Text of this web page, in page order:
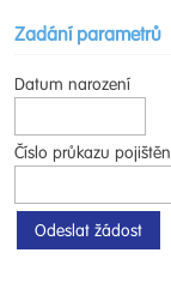
Zadání parametrů
Datum narození
Číslo průkazu